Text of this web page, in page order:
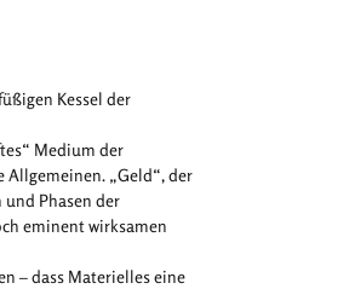
Kessel der
Medium der
„Geld“, der
Phasen der
eminent wirksamen
– dass Materielles eine